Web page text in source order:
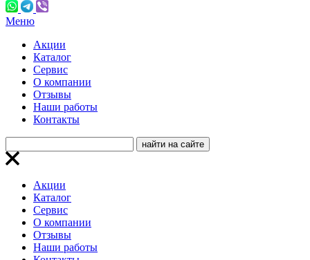
Меню
Акции
Каталог
Сервис
О компании
Отзывы
Наши работы
Контакты
Акции
Каталог
Сервис
О компании
Отзывы
Наши работы